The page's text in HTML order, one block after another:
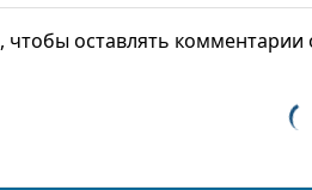
, чтобы оставлять комментарии